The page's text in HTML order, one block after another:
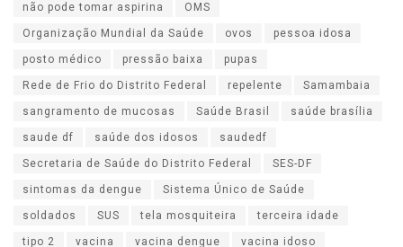
não pode tomar aspirina OMS
Organização Mundial da Saúde ovos pessoa idosa
posto médico pressão baixa pupas
Rede de Frio do Distrito Federal repelente Samambaia
sangramento de mucosas Saúde Brasil saúde brasília
saude df saúde dos idosos saudedf
Secretaria de Saúde do Distrito Federal SES-DF
sintomas da dengue Sistema Único de Saúde
soldados SUS tela mosquiteira terceira idade
tipo 2 vacina vacina dengue vacina idoso